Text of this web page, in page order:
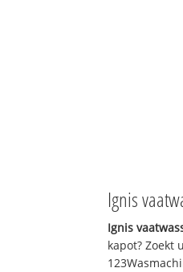
Ignis
Ignis
kapot? Zoekt